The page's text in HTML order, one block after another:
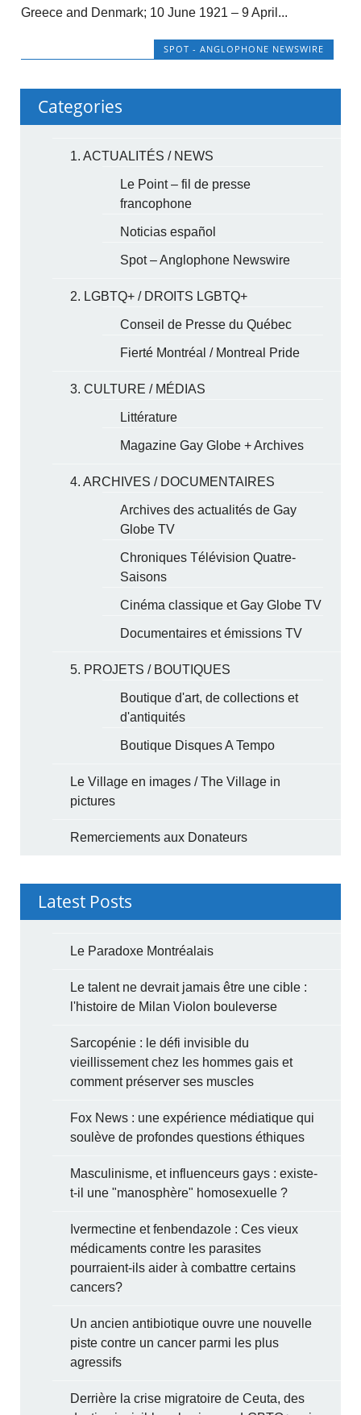
Greece and Denmark; 10 June 1921 – 9 April...
SPOT - ANGLOPHONE NEWSWIRE
Categories
1. ACTUALITÉS / NEWS
Le Point – fil de presse
francophone
Noticias español
Spot – Anglophone Newswire
2. LGBTQ+ / DROITS LGBTQ+
Conseil de Presse du Québec
Fierté Montréal / Montreal Pride
3. CULTURE / MÉDIAS
Littérature
Magazine Gay Globe + Archives
4. ARCHIVES / DOCUMENTAIRES
Archives des actualités de Gay
Globe TV
Chroniques Télévision Quatre-
Saisons
Cinéma classique et Gay Globe TV
Documentaires et émissions TV
5. PROJETS / BOUTIQUES
Boutique d'art, de collections et
d'antiquités
Boutique Disques A Tempo
Le Village en images / The Village in
pictures
Remerciements aux Donateurs
Latest Posts
Le Paradoxe Montréalais
Le talent ne devrait jamais être une cible :
l'histoire de Milan Violon bouleverse
Sarcopénie : le défi invisible du
vieillissement chez les hommes gais et
comment préserver ses muscles
Fox News : une expérience médiatique qui
soulève de profondes questions éthiques
Masculinisme, et influenceurs gays : existe-
t-il une "manosphère" homosexuelle ?
Ivermectine et fenbendazole : Ces vieux
médicaments contre les parasites
pourraient-ils aider à combattre certains
cancers?
Un ancien antibiotique ouvre une nouvelle
piste contre un cancer parmi les plus
agressifs
Derrière la crise migratoire de Ceuta, des